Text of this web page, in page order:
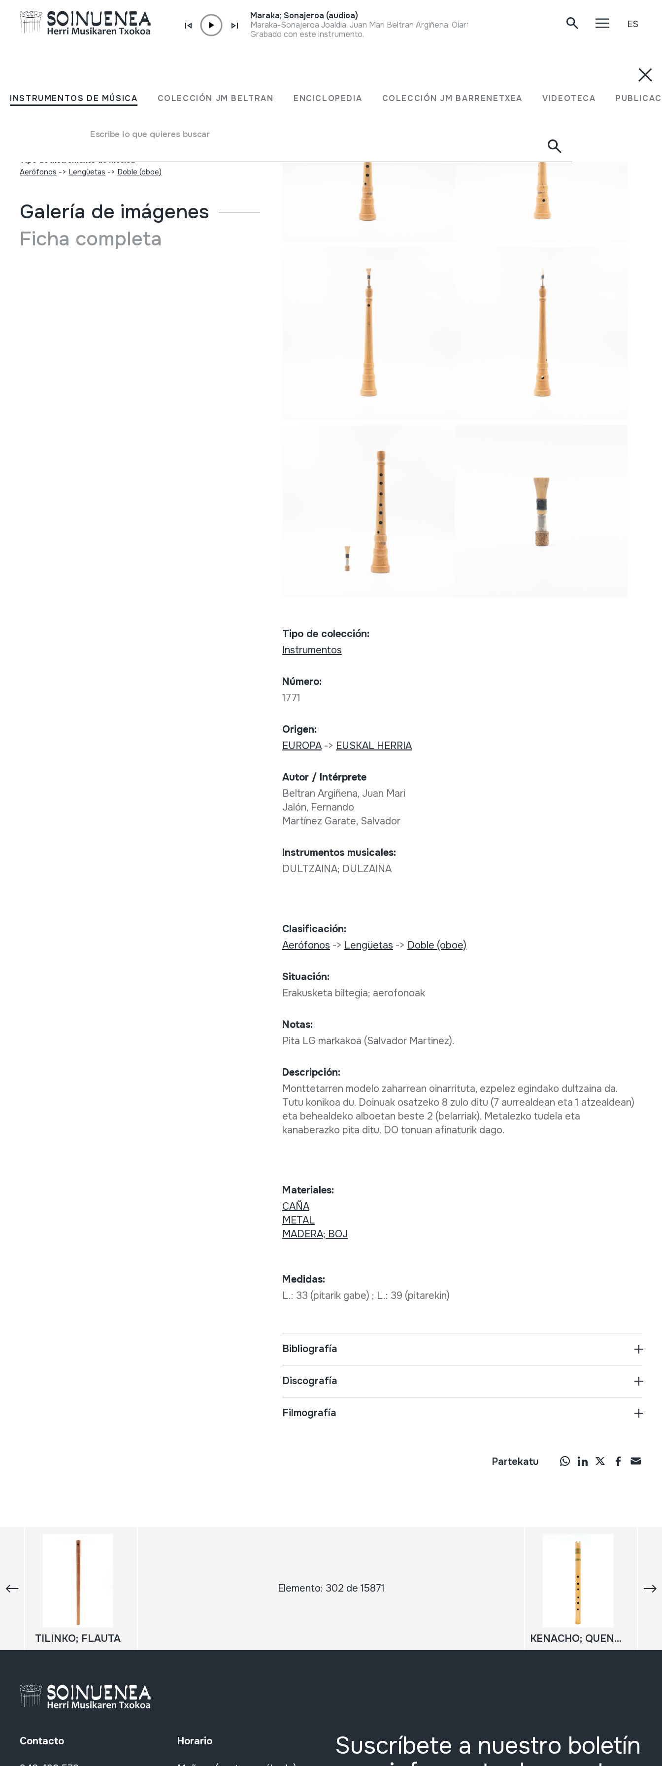
INSTRUMENTOS DE MÚSICA COLECCIÓN JM BELTRAN ENCICLOPEDIA COLECCIÓN JM BARRENETXEA VIDEOTECA
Escribe lo que quieres buscar
Maraka; Sonajeroa (audioa)
Grabado con este instrumento.
ES
DULTZAINA
Jalón, Fernando
Tipo de Instrumento de música
Aerófonos -> Lengüetas -> Doble (oboe)
Galería de imágenes
Ficha completa
Tipo de colección:
Instrumentos
Número:
1771
Origen:
EUROPA-> EUSKAL HERRIA
Autor / Intérprete
Beltran Argiñena, Juan Mari
Jalón, Fernando
Martínez Garate, Salvador
Instrumentos musicales:
DULTZAINA; DULZAINA
Clasificación:
Aerófonos -> Lengüetas -> Doble (oboe)
Situación:
Erakusketa biltegia; aerofonoak
Notas:
Pita LG markakoa (Salvador Martinez).
Descripción:
Monttetarren modelo zaharrean oinarrituta, ezpelez egindako dultzaina da.
Tutu konikoa du. Doinuak osatzeko 8 zulo ditu (7 aurrealdean eta 1 atzealdean)
eta behealdeko alboetan beste 2 (belarriak). Metalezko tudela eta
kanaberazko pita ditu. DO tonuan afinaturik dago.
Materiales:
CAÑA
METAL
MADERA; BOJ
Medidas:
L.: 33 (pitarik gabe) ; L.: 39 (pitarekin)
Bibliografía
Discografía
Filmografía
Partekatu
Elemento: 302 de 15871
TILINKO; FLAUTA KENACHO; QUENACHO; KENA; QUENA
Contacto Horario
Suscríbete a nuestro boletín